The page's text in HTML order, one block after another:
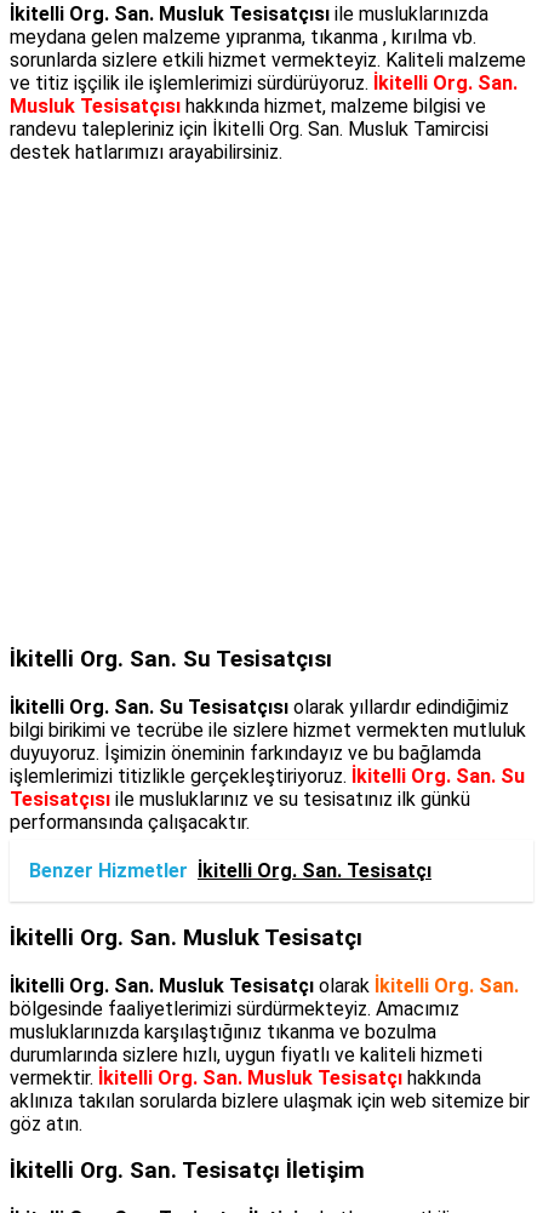
İkitelli Org. San. Musluk Tesisatçısı ile musluklarınızda
meydana gelen malzeme yıpranma, tıkanma , kırılma vb.
sorunlarda sizlere etkili hizmet vermekteyiz. Kaliteli malzeme
ve titiz işçilik ile işlemlerimizi sürdürüyoruz. İkitelli Org. San.
Musluk Tesisatçısı hakkında hizmet, malzeme bilgisi ve
randevu talepleriniz için İkitelli Org. San. Musluk Tamircisi
destek hatlarımızı arayabilirsiniz.
İkitelli Org. San. Su Tesisatçısı
İkitelli Org. San. Su Tesisatçısı olarak yıllardır edindiğimiz
bilgi birikimi ve tecrübe ile sizlere hizmet vermekten mutluluk
duyuyoruz. İşimizin öneminin farkındayız ve bu bağlamda
işlemlerimizi titizlikle gerçekleştiriyoruz. İkitelli Org. San. Su
Tesisatçısı ile musluklarınız ve su tesisatınız ilk günkü
performansında çalışacaktır.
Benzer Hizmetler İkitelli Org. San. Tesisatçı
İkitelli Org. San. Musluk Tesisatçı
İkitelli Org. San. Musluk Tesisatçı olarak İkitelli Org. San.
bölgesinde faaliyetlerimizi sürdürmekteyiz. Amacımız
musluklarınızda karşılaştığınız tıkanma ve bozulma
durumlarında sizlere hızlı, uygun fiyatlı ve kaliteli hizmeti
vermektir. İkitelli Org. San. Musluk Tesisatçı hakkında
aklınıza takılan sorularda bizlere ulaşmak için web sitemize bir
göz atın.
İkitelli Org. San. Tesisatçı İletişim